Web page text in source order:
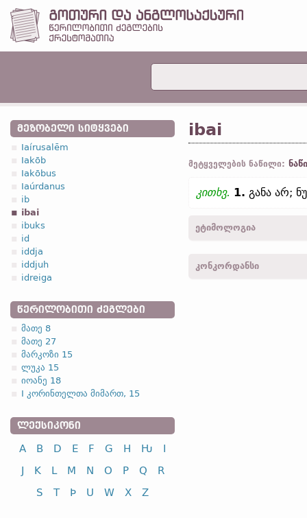
ᲛᲔᲖᲝᲑᲔᲚᲘ ᲡᲘᲢᲧᲕᲔᲑᲘ
Iaírusalēm
Iakōb
Iakōbus
Iaúrdanus
ib
ibai
ibuks
id
iddja
iddjuh
idreiga
ᲬᲔᲠᲘᲚᲝᲑᲘᲗᲘ ᲫᲔᲒᲚᲔᲑᲘ
მათე 8
მათე 27
მარკოზი 15
ლუკა 15
იოანე 18
I კორინთელთა მიმართ, 15
ᲚᲔᲥᲡᲘᲙᲝᲜᲘ
A B D E F G H Ƕ
I
J
K L M N O P Q
R
S
T Þ U W X Z
ibai
მეტყველების ნაწილი:
კითხვ. 1. განა არ;
ეტიმოლოგია
ზემ.-გერმ.ibu (
კონკორდანსი